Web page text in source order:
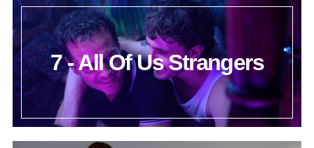
7 - All Of Us Strangers
S
e